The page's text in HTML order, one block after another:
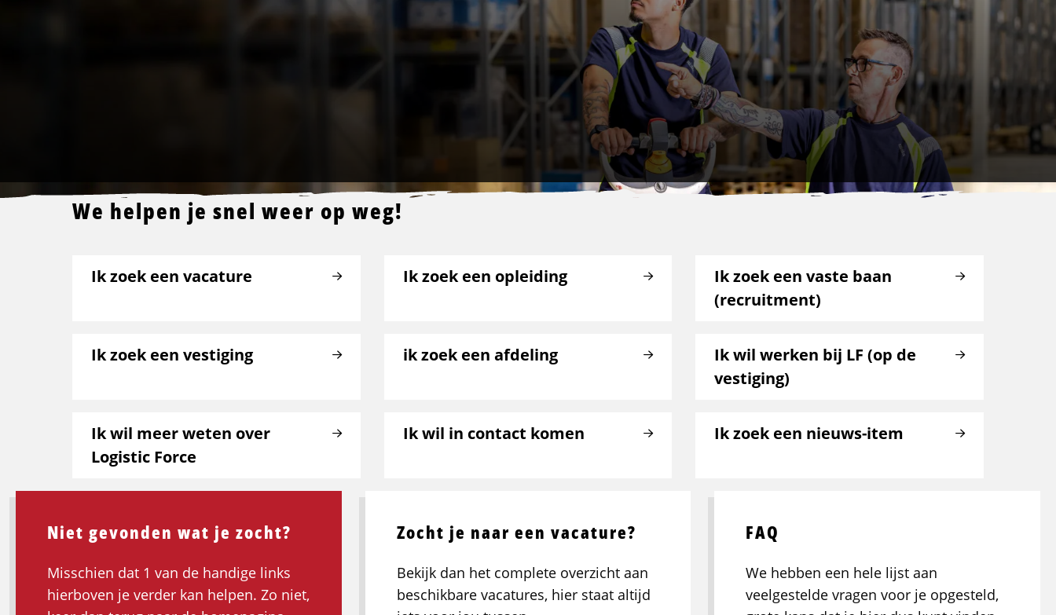
We helpen je snel weer op weg!
Ik zoek een vacature Ik zoek een opleiding
Ik zoek een vaste baan
(recruitment)
Ik zoek een vestiging ik zoek een afdeling
Ik wil werken bij LF (op de
vestiging)
Ik wil meer weten over
Logistic Force
Ik wil in contact komen Ik zoek een nieuws-item
Niet gevonden wat je zocht?
Misschien dat 1 van de handige links
hierboven je verder kan helpen. Zo niet,
Zocht je naar een vacature?
Bekijk dan het complete overzicht aan
beschikbare vacatures, hier staat altijd
FAQ
We hebben een hele lijst aan
veelgestelde vragen voor je opgesteld,